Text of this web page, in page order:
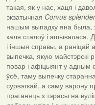
такая, як у нас, хаця і
экзатычная Corvus
нашым выпадку яна была,
каля сталоў і ашывалася.
і іншыя справы, а
выпечка, якую майстэрскі
повар і афіцыянт у адным
ўсё, таму выпечку
сурвэткай, а саму варону
праганяць з тэрасы на